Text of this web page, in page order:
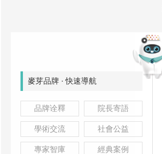
麥芽品牌 · 快速導航
品牌诠釋 院長寄語
學術交流 社會公益
專家智庫 經典案例